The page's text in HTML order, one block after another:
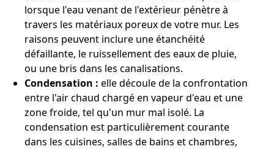
lorsque l'eau venant de l'extérieur pénètre à
travers les matériaux poreux de votre mur. Les
raisons peuvent inclure une étanchéité
défaillante, le ruissellement des eaux de pluie,
ou une bris dans les canalisations.
Condensation : elle découle de la confrontation
entre l'air chaud chargé en vapeur d'eau et une
zone froide, tel qu'un mur mal isolé. La
condensation est particulièrement courante
dans les cuisines, salles de bains et chambres,